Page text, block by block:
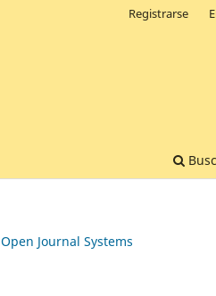
Registrarse
Open Journal Systems